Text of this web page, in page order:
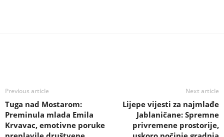
Previous article
Tuga nad Mostarom:
Preminula mlada Emila
Krvavac, emotivne poruke
Next article
Lijepe vijesti za najmlađe
Jablaničane: Spremne
privremene prostorije,